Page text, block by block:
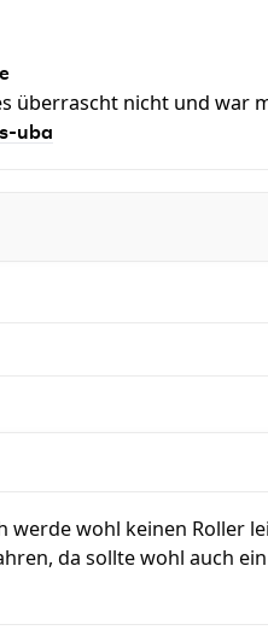
überrascht nicht und war
uba
wohl keinen Roller
da sollte wohl auch